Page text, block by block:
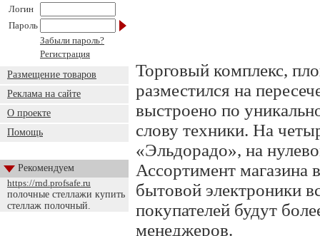
Логин
Пароль
Забыли пароль?
Регистрация
Размещение товаров
Реклама на сайте
О проекте
Помощь
Рекомендуем
https://rnd.profsafe.ru
полочные стеллажи купить
стеллаж полочный.
Торговый комплекс,
разместился на
выстроено по
слову техники. На
«Эльдорадо», на
Ассортимент магазина
бытовой электроники
покупателей будут
менеджеров.